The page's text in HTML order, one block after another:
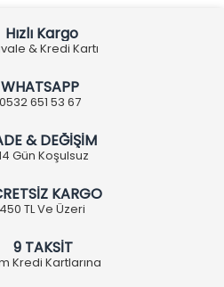
Hızlı Kargo
& Kredi Kartı
WHATSAPP
0532 651 53 67
& DEĞİŞİM
Gün Koşulsuz
KARGO
450 TL Ve Üzeri
9 TAKSİT
Kredi Kartlarına